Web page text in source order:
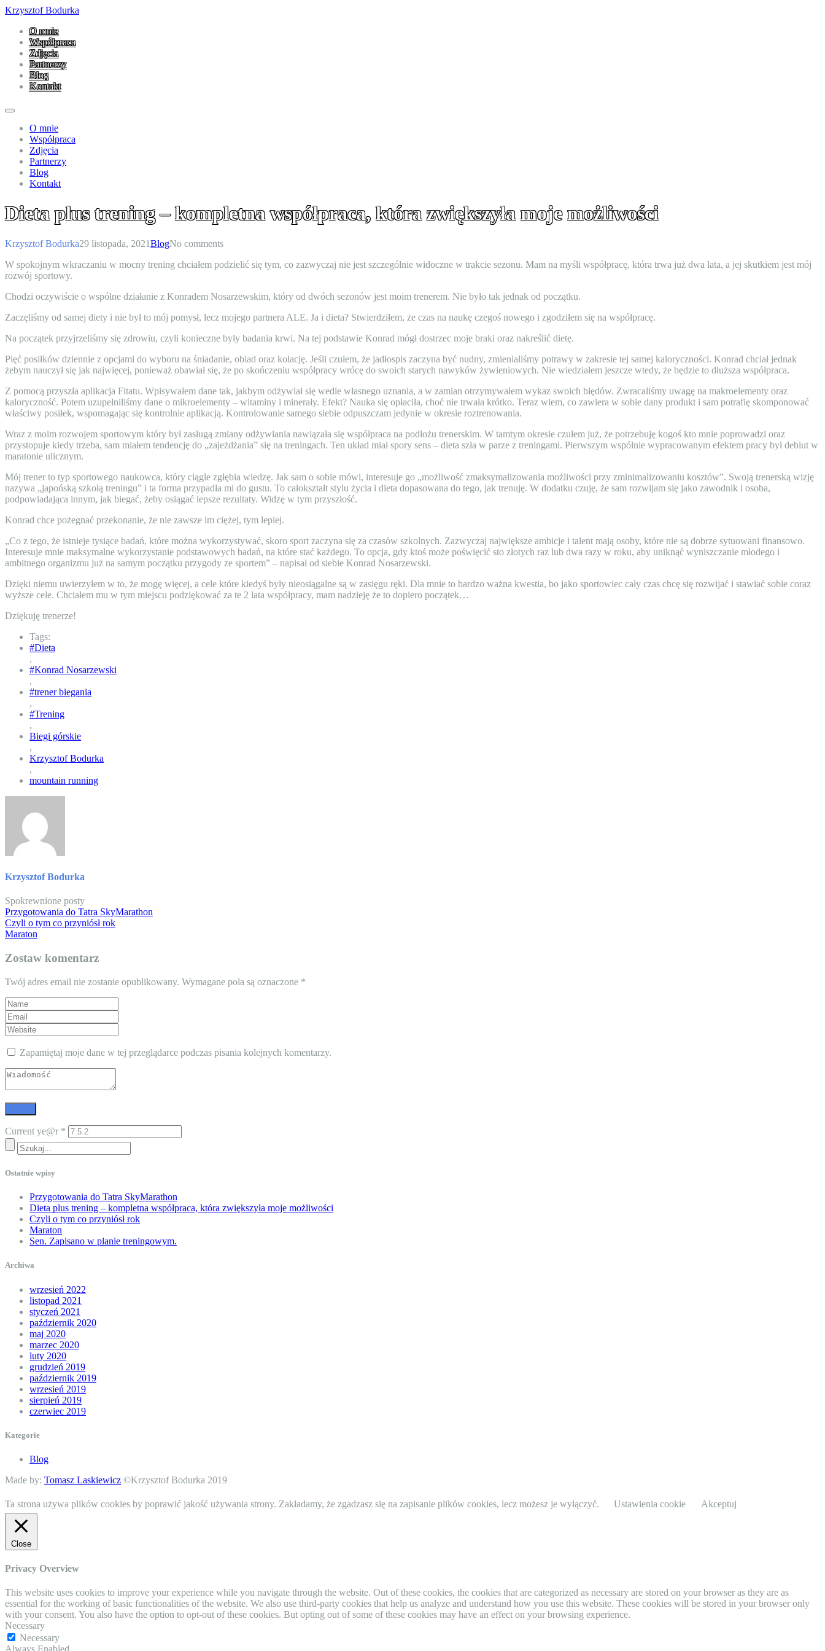
Krzysztof Bodurka
O mnie
Współpraca
Zdjęcia
Partnerzy
Blog
Kontakt
O mnie
Współpraca
Zdjęcia
Partnerzy
Blog
Kontakt
Dieta plus trening – kompletna współpraca, która zwiększyła moje możliwości
Krzysztof Bodurka29 listopada, 2021BlogNo comments
W spokojnym wkraczaniu w mocny trening chciałem podzielić się tym, co zazwyczaj nie jest szczególnie widoczne w trakcie sezonu. Mam na myśli współpracę, która trwa już dwa lata, a jej skutkiem jest mój
rozwój sportowy.
Chodzi oczywiście o wspólne działanie z Konradem Nosarzewskim, który od dwóch sezonów jest moim trenerem. Nie było tak jednak od początku.
Zaczęliśmy od samej diety i nie był to mój pomysł, lecz mojego partnera ALE. Ja i dieta? Stwierdziłem, że czas na naukę czegoś nowego i zgodziłem się na współpracę.
Na początek przyjrzeliśmy się zdrowiu, czyli konieczne były badania krwi. Na tej podstawie Konrad mógł dostrzec moje braki oraz nakreślić dietę.
Pięć posiłków dziennie z opcjami do wyboru na śniadanie, obiad oraz kolację. Jeśli czułem, że jadłospis zaczyna być nudny, zmienialiśmy potrawy w zakresie tej samej kaloryczności. Konrad chciał jednak
żebym nauczył się jak najwięcej, ponieważ obawiał się, że po skończeniu współpracy wrócę do swoich starych nawyków żywieniowych. Nie wiedziałem jeszcze wtedy, że będzie to dłuższa współpraca.
Z pomocą przyszła aplikacja Fitatu. Wpisywałem dane tak, jakbym odżywiał się wedle własnego uznania, a w zamian otrzymywałem wykaz swoich błędów. Zwracaliśmy uwagę na makroelementy oraz
kaloryczność. Potem uzupełniliśmy dane o mikroelementy – witaminy i minerały. Efekt? Nauka się opłaciła, choć nie trwała krótko. Teraz wiem, co zawiera w sobie dany produkt i sam potrafię skomponować
właściwy posiłek, wspomagając się kontrolnie aplikacją. Kontrolowanie samego siebie odpuszczam jedynie w okresie roztrenowania.
Wraz z moim rozwojem sportowym który był zasługą zmiany odżywiania nawiązała się współpraca na podłożu trenerskim. W tamtym okresie czułem już, że potrzebuję kogoś kto mnie poprowadzi oraz
przystopuje kiedy trzeba, sam miałem tendencję do „zajeżdżania” się na treningach. Ten układ miał spory sens – dieta szła w parze z treningami. Pierwszym wspólnie wypracowanym efektem pracy był debiut w
maratonie ulicznym.
Mój trener to typ sportowego naukowca, który ciągle zgłębia wiedzę. Jak sam o sobie mówi, interesuje go „możliwość zmaksymalizowania możliwości przy zminimalizowaniu kosztów”. Swoją trenerską wizję
nazywa „japońską szkołą treningu” i ta forma przypadła mi do gustu. To całokształt stylu życia i dieta dopasowana do tego, jak trenuję. W dodatku czuję, że sam rozwijam się jako zawodnik i osoba,
podpowiadająca innym, jak biegać, żeby osiągać lepsze rezultaty. Widzę w tym przyszłość.
Konrad chce pożegnać przekonanie, że nie zawsze im ciężej, tym lepiej.
„Co z tego, że istnieje tysiące badań, które można wykorzystywać, skoro sport zaczyna się za czasów szkolnych. Zazwyczaj największe ambicje i talent mają osoby, które nie są dobrze sytuowani finansowo.
Interesuje mnie maksymalne wykorzystanie podstawowych badań, na które stać każdego. To opcja, gdy ktoś może poświęcić sto złotych raz lub dwa razy w roku, aby uniknąć wyniszczanie młodego i
ambitnego organizmu już na samym początku przygody ze sportem” – napisał od siebie Konrad Nosarzewski.
Dzięki niemu uwierzyłem w to, że mogę więcej, a cele które kiedyś były nieosiągalne są w zasięgu ręki. Dla mnie to bardzo ważna kwestia, bo jako sportowiec cały czas chcę się rozwijać i stawiać sobie coraz
wyższe cele. Chciałem mu w tym miejscu podziękować za te 2 lata współpracy, mam nadzieję że to dopiero początek…
Dziękuję trenerze!
Tags:
#Dieta
,
#Konrad Nosarzewski
,
#trener biegania
,
#Trening
,
Biegi górskie
,
Krzysztof Bodurka
,
mountain running
Krzysztof Bodurka
Spokrewnione posty
Przygotowania do Tatra SkyMarathon
Czyli o tym co przyniósł rok
Maraton
Zostaw komentarz
Twój adres email nie zostanie opublikowany. Wymagane pola są oznaczone *
Zapamiętaj moje dane w tej przeglądarce podczas pisania kolejnych komentarzy.
Current ye@r *
Ostatnie wpisy
Przygotowania do Tatra SkyMarathon
Dieta plus trening – kompletna współpraca, która zwiększyła moje możliwości
Czyli o tym co przyniósł rok
Maraton
Sen. Zapisano w planie treningowym.
Archiwa
wrzesień 2022
listopad 2021
styczeń 2021
październik 2020
maj 2020
marzec 2020
luty 2020
grudzień 2019
październik 2019
wrzesień 2019
sierpień 2019
czerwiec 2019
Kategorie
Blog
Made by: Tomasz Laskiewicz ©Krzysztof Bodurka 2019
Ta strona używa plików cookies by poprawić jakość używania strony. Zakładamy, że zgadzasz się na zapisanie plików cookies, lecz możesz je wyłączyć. Ustawienia cookie Akceptuj
Close
Privacy Overview
This website uses cookies to improve your experience while you navigate through the website. Out of these cookies, the cookies that are categorized as necessary are stored on your browser as they are as
essential for the working of basic functionalities of the website. We also use third-party cookies that help us analyze and understand how you use this website. These cookies will be stored in your browser only
with your consent. You also have the option to opt-out of these cookies. But opting out of some of these cookies may have an effect on your browsing experience.
Necessary
Necessary